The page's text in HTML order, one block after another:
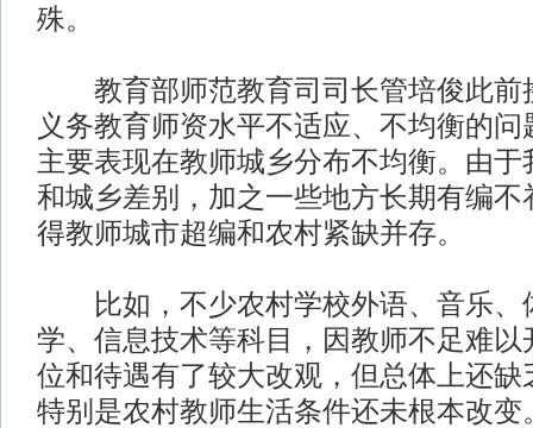
殊。
教育部师范教育司司长管培俊此前
义务教育师资水平不适应、不均衡的
主要表现在教师城乡分布不均衡。由于
和城乡差别，加之一些地方长期有编不
得教师城市超编和农村紧缺并存。
比如，不少农村学校外语、音乐、
学、信息技术等科目，因教师不足难以
位和待遇有了较大改观，但总体上还缺
特别是农村教师生活条件还未根本改变